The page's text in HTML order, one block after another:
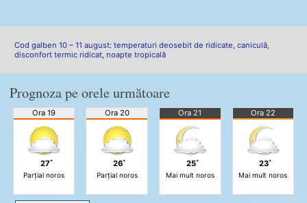
Cod galben 10 – 11 august: temperaturi deosebit de ridicate, caniculă,
disconfort termic ridicat, noapte tropicală
Prognoza pe orele următoare
Ora 19
27˚
Parțial noros
Ora 20
26˚
Parțial noros
Ora 21
25˚
Mai mult noros
Ora 22
23˚
Mai mult noros